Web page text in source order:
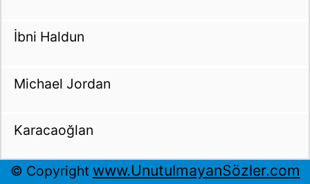
İbni Haldun
Michael Jordan
Karacaoğlan
© Copyright www.UnutulmayanSözler.com